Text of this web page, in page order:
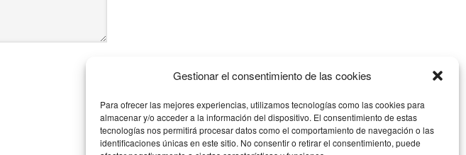
Gestionar el consentimiento de las cookies
Para ofrecer las mejores experiencias, utilizamos tecnologías como las cookies para
almacenar y/o acceder a la información del dispositivo. El consentimiento de estas
tecnologías nos permitirá procesar datos como el comportamiento de navegación o las
identificaciones únicas en este sitio. No consentir o retirar el consentimiento, puede